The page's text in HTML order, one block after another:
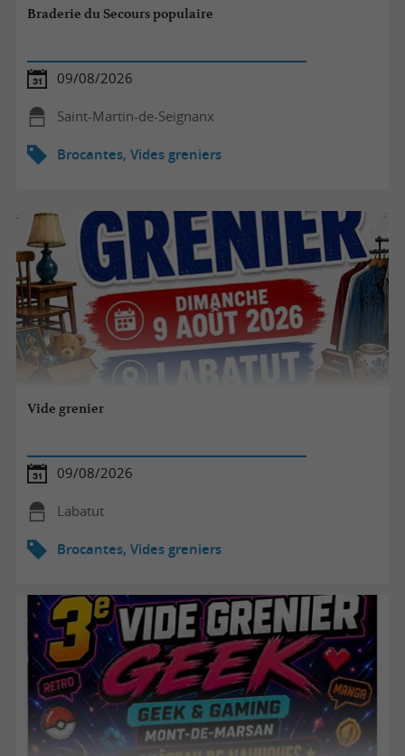
Braderie du Secours populaire
09/08/2026
Saint-Martin-de-Seignanx
Brocantes, Vides greniers
Vide grenier
09/08/2026
Labatut
Brocantes, Vides greniers